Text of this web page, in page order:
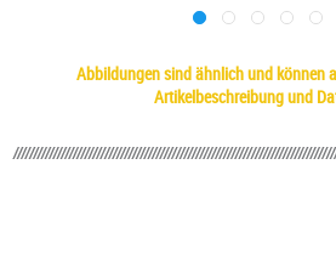
Abbildungen sind ähnlich und können
Artikelbeschreibung und